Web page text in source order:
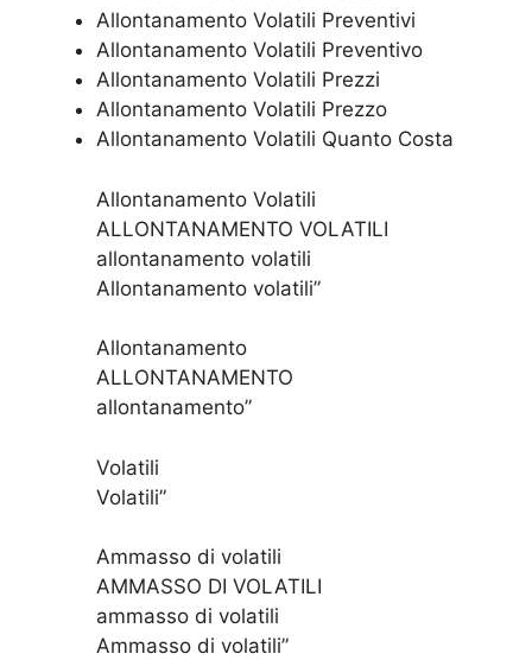
Allontanamento Volatili Preventivi
Allontanamento Volatili Preventivo
Allontanamento Volatili Prezzi
Allontanamento Volatili Prezzo
Allontanamento Volatili Quanto Costa
Allontanamento Volatili
ALLONTANAMENTO VOLATILI
allontanamento volatili
Allontanamento volatili”
Allontanamento
ALLONTANAMENTO
allontanamento”
Volatili
Volatili”
Ammasso di volatili
AMMASSO DI VOLATILI
ammasso di volatili
Ammasso di volatili”